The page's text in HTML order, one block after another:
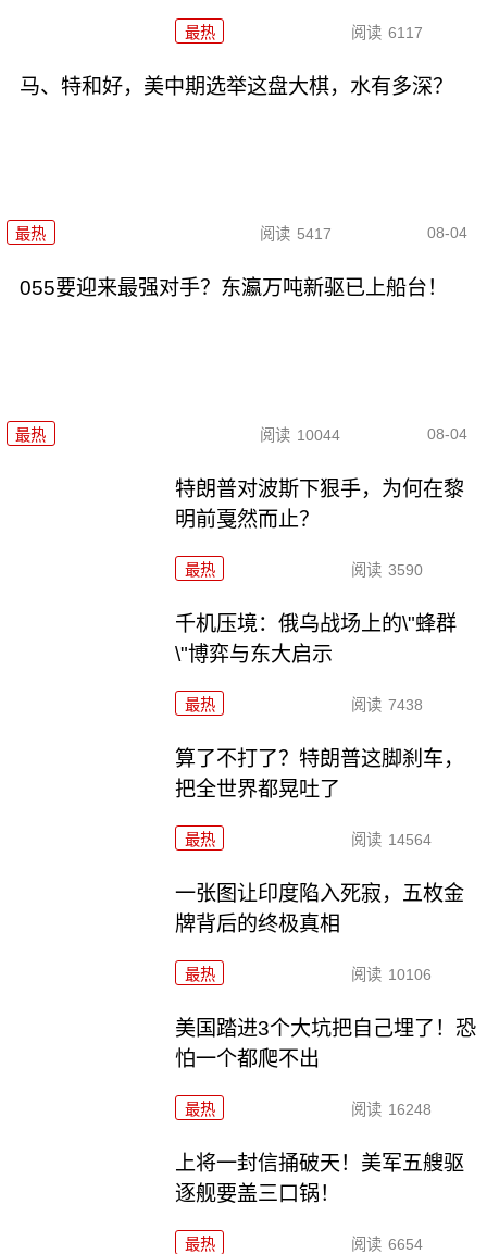
最热 阅读 6117
马、特和好，美中期选举这盘大棋，水有多深？
最热 阅读 5417 08-04
055要迎来最强对手？东瀛万吨新驱已上船台！
最热 阅读 10044 08-04
特朗普对波斯下狠手，为何在黎
明前戛然而止？
最热 阅读 3590
千机压境：俄乌战场上的\"蜂群
\"博弈与东大启示
最热 阅读 7438
算了不打了？特朗普这脚刹车，
把全世界都晃吐了
最热 阅读 14564
一张图让印度陷入死寂，五枚金
牌背后的终极真相
最热 阅读 10106
美国踏进3个大坑把自己埋了！恐
怕一个都爬不出
最热 阅读 16248
上将一封信捅破天！美军五艘驱
逐舰要盖三口锅！
最热 阅读 6654